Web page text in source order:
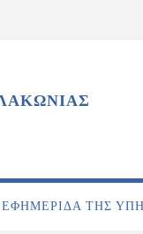
ΕΦΗΜΕΡΊΔΑ ΤΗΣ